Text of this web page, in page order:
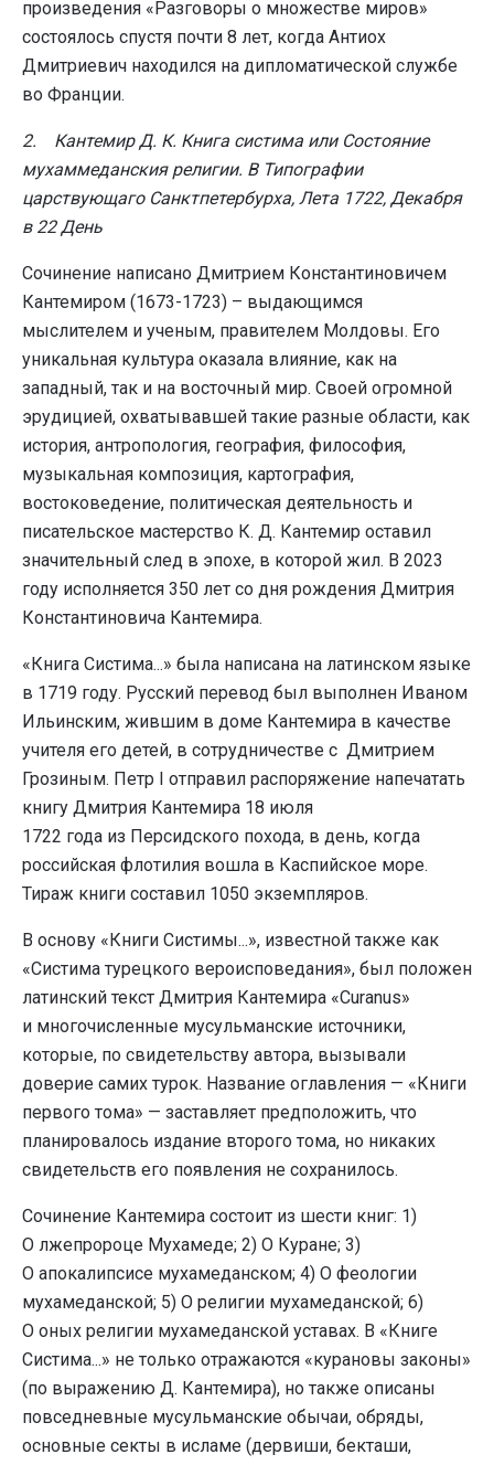
произведения «Разговоры о множестве миров»
состоялось спустя почти 8 лет, когда Антиох
Дмитриевич находился на дипломатической службе
во Франции.
2. Кантемир Д. К. Книга систима или Состояние
мухаммеданския религии. В Типографии
царствующаго Санктпетербурха, Лета 1722, Декабря
в 22 День
Сочинение написано Дмитрием Константиновичем
Кантемиром (1673-1723) – выдающимся
мыслителем и ученым, правителем Молдовы. Его
уникальная культура оказала влияние, как на
западный, так и на восточный мир. Своей огромной
эрудицией, охватывавшей такие разные области, как
история, антропология, география, философия,
музыкальная композиция, картография,
востоковедение, политическая деятельность и
писательское мастерство К. Д. Кантемир оставил
значительный след в эпохе, в которой жил. В 2023
году исполняется 350 лет со дня рождения Дмитрия
Константиновича Кантемира.
«Книга Систима...» была написана на латинском языке
в 1719 году. Русский перевод был выполнен Иваном
Ильинским, жившим в доме Кантемира в качестве
учителя его детей, в сотрудничестве с Дмитрием
Грозиным. Петр I отправил распоряжение напечатать
книгу Дмитрия Кантемира 18 июля
1722 года из Персидского похода, в день, когда
российская флотилия вошла в Каспийское море.
Тираж книги составил 1050 экземпляров.
В основу «Книги Систимы...», известной также как
«Систима турецкого вероисповедания», был положен
латинский текст Дмитрия Кантемира «Curanus»
и многочисленные мусульманские источники,
которые, по свидетельству автора, вызывали
доверие самих турок. Название оглавления — «Книги
первого тома» — заставляет предположить, что
планировалось издание второго тома, но никаких
свидетельств его появления не сохранилось.
Сочинение Кантемира состоит из шести книг: 1)
О лжепророце Мухамеде; 2) О Куране; 3)
О апокалипсисе мухамеданском; 4) О феологии
мухамеданской; 5) О религии мухамеданской; 6)
О оных религии мухамеданской уставах. В «Книге
Систима...» не только отражаются «курановы законы»
(по выражению Д. Кантемира), но также описаны
повседневные мусульманские обычаи, обряды,
основные секты в исламе (дервиши, бекташи,